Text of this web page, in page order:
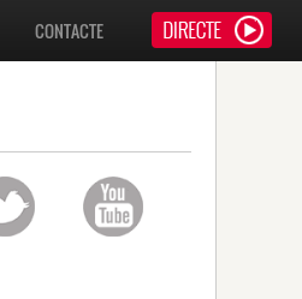
CONTACTE